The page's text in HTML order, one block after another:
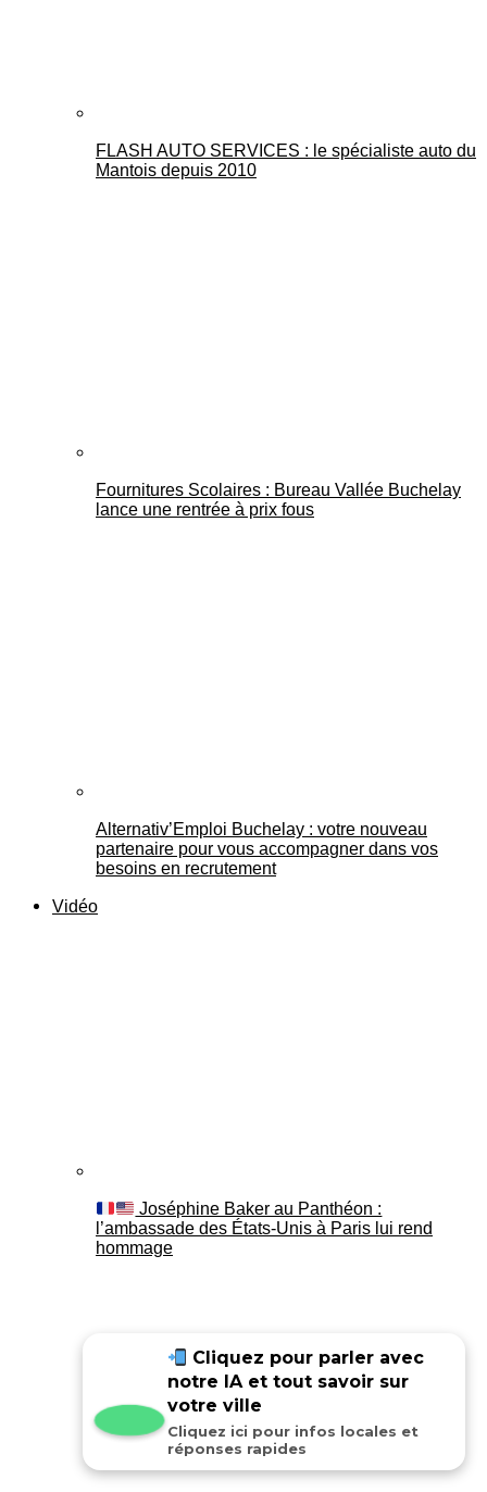
FLASH AUTO SERVICES : le spécialiste auto du
Mantois depuis 2010
Fournitures Scolaires : Bureau Vallée Buchelay
lance une rentrée à prix fous
Alternativ’Emploi Buchelay : votre nouveau
partenaire pour vous accompagner dans vos
besoins en recrutement
Vidéo
Joséphine Baker au Panthéon :
l’ambassade des États-Unis à Paris lui rend
hommage
Cliquez pour parler avec
notre IA et tout savoir sur
votre ville
Cliquez ici pour infos locales et
réponses rapides